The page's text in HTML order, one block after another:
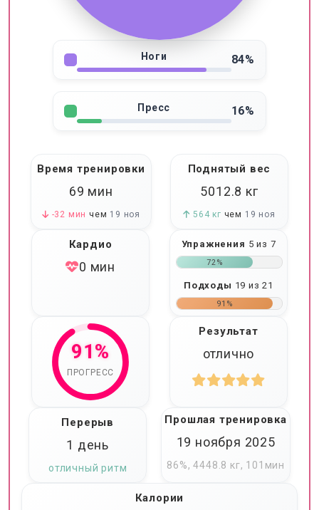
Ноги 84%
Пресс 16%
Время тренировки
69 мин
-32 мин чем 19 ноя
Поднятый вес
5012.8 кг
564 кг чем 19 ноя
Кардио
0 мин
Упражнения 5 из 7
72%
Подходы 19 из 21
91%
91%
ПРОГРЕСС
Результат
отлично
Перерыв
1 день
отличный ритм
Прошлая тренировка
19 ноября 2025
86%, 4448.8 кг, 101мин
Калории